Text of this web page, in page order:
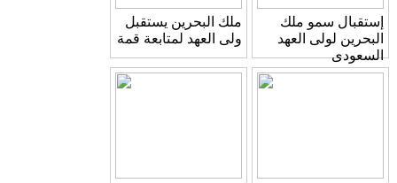
إستقبال سمو ملك
البحرين لولى العهد
السعودى
ملك البحرين يستقبل
ولى العهد لمتابعة قمة